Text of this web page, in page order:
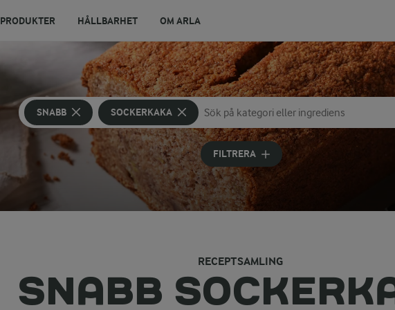
PRODUKTER HÅLLBARHET OM ARLA
SNABB SOCKERKAKA
Sök på kategori eller ingrediens
Skriv in sökord för att få förslag
FILTRERA
RECEPTSAMLING
SNABB